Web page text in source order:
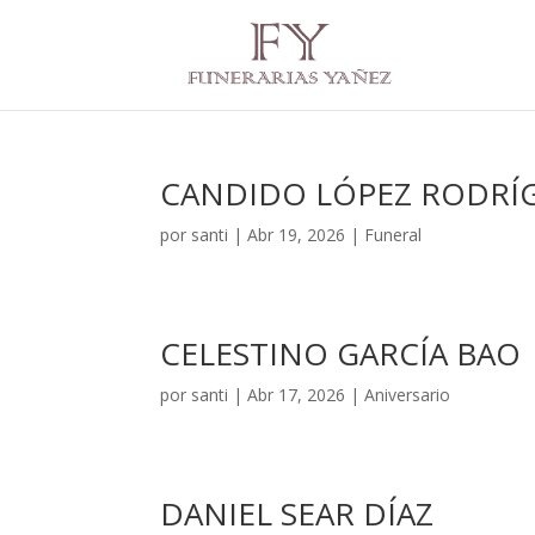
CANDIDO LÓPEZ
por santi |Abr 19, 2026 | Funeral
CELESTINO GARCÍA BAO
por santi |Abr 17, 2026 |Aniversario
DANIEL SEAR DÍAZ